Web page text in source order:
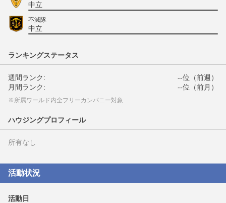
中立
不滅隊
中立
ランキングステータス
週間ランク:
--位（前週）
月間ランク:
--位（前月）
※所属ワールド内全フリーカンパニー対象
ハウジングプロフィール
所有なし
活動状況
活動日